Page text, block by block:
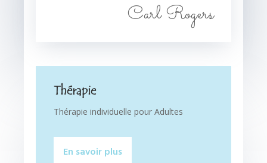
Carl Rogers
Thérapie
Thérapie individuelle pour Adultes
En savoir plus